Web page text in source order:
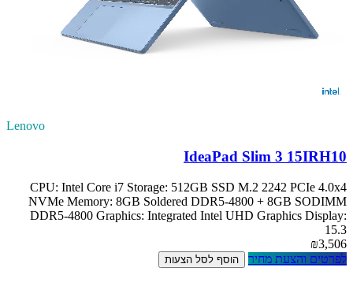
Lenovo
IdeaPad Slim 3 15IRH10
CPU: Intel Core i7 Storage: 512GB SSD M.2 2242 PCIe 4.0x4
NVMe Memory: 8GB Soldered DDR5-4800 + 8GB SODIMM
DDR5-4800 Graphics: Integrated Intel UHD Graphics Display:
15.3
₪3,506
לפרטים והצעת מחיר
הוסף לסל הצעות